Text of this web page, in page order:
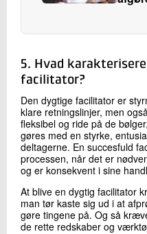
5. Hvad
facilitator?
Den dygtige facilitator er
klare retningslinjer, men
fleksibel og ride på de
gøres med en styrke,
deltagerne. En succesfuld
processen, når det er
og er konsekvent i sine
At blive en dygtig facilitator
man tør kaste sig ud i at
gøre tingene på. Og så
de rette redskaber og